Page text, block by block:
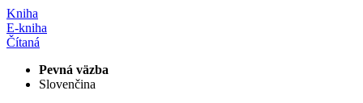
Kniha
E-kniha
Čítaná
Pevná väzba
Slovenčina